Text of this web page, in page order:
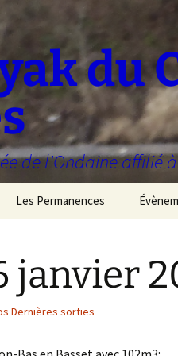
du
de l'Ondaine affilié à
Les Permanences
janvier
Dernières sorties